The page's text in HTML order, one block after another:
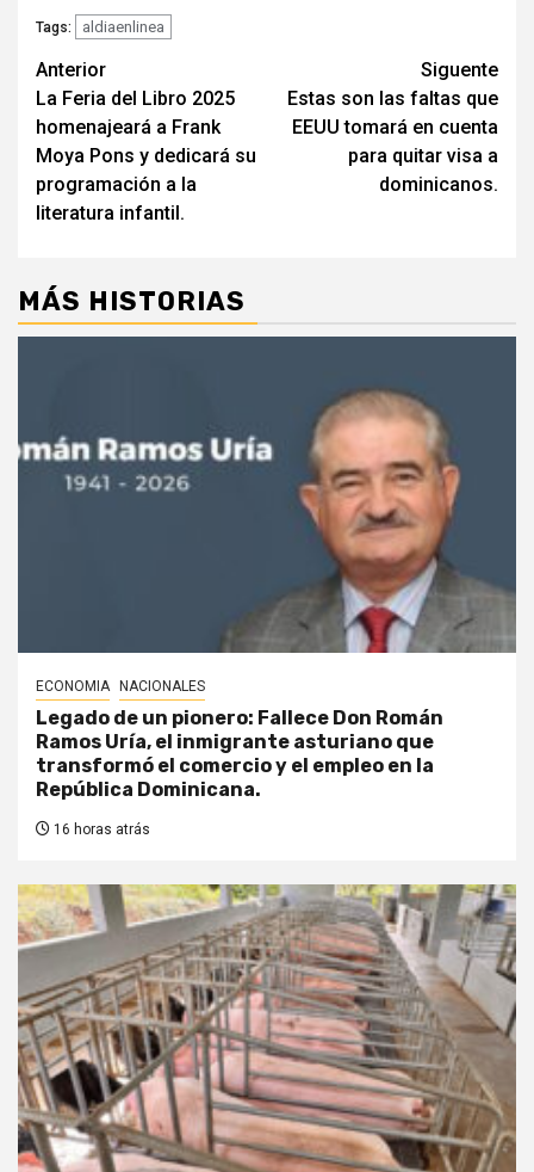
Tags: aldiaenlinea
Navegación
de
entradas
Anterior
La Feria del Libro 2025
homenajeará a Frank
Moya Pons y dedicará su
programación a la
literatura infantil.
Siguente
Estas son las faltas que
EEUU tomará en cuenta
para quitar visa a
dominicanos.
MÁS HISTORIAS
ECONOMIA NACIONALES
Legado de un pionero: Fallece Don Román
Ramos Uría, el inmigrante asturiano que
transformó el comercio y el empleo en la
República Dominicana.
16 horas atrás